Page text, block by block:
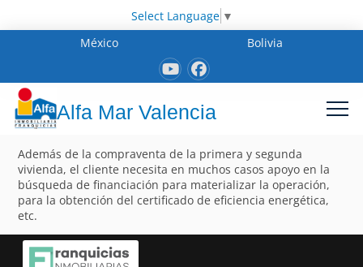
Select Language ▼
México
Bolivia
Alfa Mar Valencia
Además de la compraventa de la primera y segunda
vivienda, el cliente necesita en muchos casos apoyo en la
búsqueda de financiación para materializar la operación,
para la obtención del certificado de eficiencia energética,
etc.